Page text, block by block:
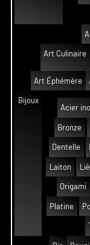
Art Culinaire
Art Éphémère
Bijoux
Acier
Bronze
Dentelle
Laiton
Origami
Platine